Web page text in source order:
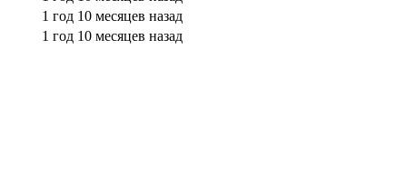
1 год 10 месяцев назад
1 год 10 месяцев назад